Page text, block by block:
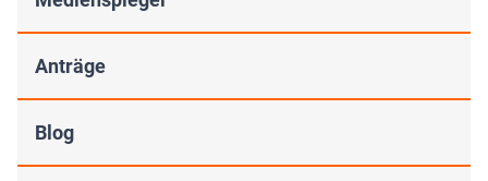
Anträge
Blog